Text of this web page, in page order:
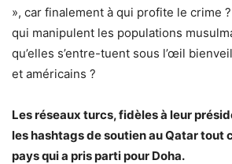
», car finalement à qui profite le crime
qui manipulent les populations
qu’elles s’entre-tuent sous l’œil
et américains ?
Les réseaux turcs, fidèles à leur
les hashtags de soutien au Qatar tout
pays qui a pris parti pour Doha.